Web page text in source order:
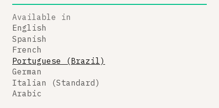
Available in
English
Spanish
French
Portuguese (Brazil)
German
Italian (Standard)
Arabic